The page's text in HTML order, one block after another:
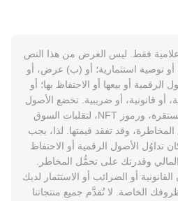
فقط. ليس الغرض من هذا النص
توصية استثمارية؛ أو (ب) عرض، أو
أو بيعها أو الاحتفاظ بها؛ أو
أو قانونية، أو ضريبية. تخضع الأصول
الرقمية، بما فيها العملات المستقرة، ورموز NFT، لتقلبات السوق
وقد تفقد قيمتها. لذا، يجب
تداوُل الأصول الرقمية أو الاحتفاظ
وقدرتك على تحمُّل المخاطر.
أو الضرائب أو الاستثمار لديك
الخاصة. لا تُقدَّم جميع منتجاتنا